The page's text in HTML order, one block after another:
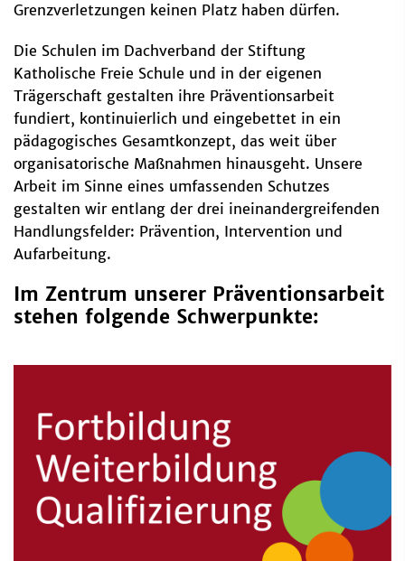
Grenzverletzungen keinen Platz haben dürfen.
Die Schulen im Dachverband der Stiftung
Katholische Freie Schule und in der eigenen
Trägerschaft gestalten ihre Präventionsarbeit
fundiert, kontinuierlich und eingebettet in ein
pädagogisches Gesamtkonzept, das weit über
organisatorische Maßnahmen hinausgeht. Unsere
Arbeit im Sinne eines umfassenden Schutzes
gestalten wir entlang der drei ineinandergreifenden
Handlungsfelder: Prävention, Intervention und
Aufarbeitung.
Im Zentrum unserer Präventionsarbeit
stehen folgende Schwerpunkte: